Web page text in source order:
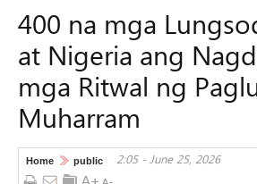
400 na mga
at Nigeria ang
mga Ritwal ng
Muharram
Home public 2:05 - June 25, 2026